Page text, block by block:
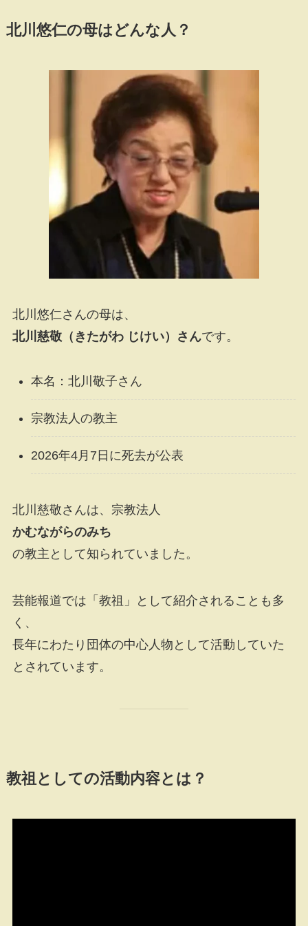
北川悠仁の母はどんな人？
北川悠仁さんの母は、
北川慈敬（きたがわ じけい）さんです。
本名：北川敬子さん
宗教法人の教主
2026年4月7日に死去が公表
北川慈敬さんは、宗教法人
かむながらのみち
の教主として知られていました。
芸能報道では「教祖」として紹介されることも多
く、
長年にわたり団体の中心人物として活動していた
とされています。
教祖としての活動内容とは？